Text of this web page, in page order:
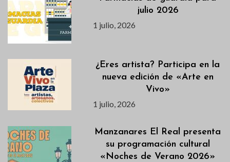
julio 2026
1 julio, 2026
¿Eres artista? Participa en la
nueva edición de «Arte en
Vivo»
1 julio, 2026
Manzanares El Real presenta
su programación cultural
«Noches de Verano 2026»